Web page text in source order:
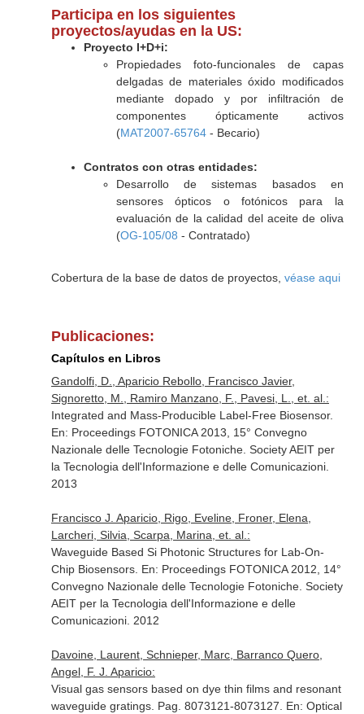
Participa en los siguientes
proyectos/ayudas en la US:
Proyecto I+D+i:
Propiedades foto-funcionales de capas
delgadas de materiales óxido modificados
mediante dopado y por infiltración de
componentes ópticamente activos
(MAT2007-65764- Becario)
Contratos con otras entidades:
Desarrollo de sistemas basados en
sensores ópticos o fotónicos para la
evaluación de la calidad del aceite de oliva
(OG-105/08 - Contratado)
Cobertura de la base de datos de proyectos, véase aqui
Publicaciones:
Capítulos en Libros
Gandolfi, D., Aparicio Rebollo, Francisco Javier,
Signoretto, M., Ramiro Manzano, F., Pavesi, L., et. al.:
Integrated and Mass-Producible Label-Free Biosensor.
En: Proceedings FOTONICA 2013, 15° Convegno
Nazionale delle Tecnologie Fotoniche. Society AEIT per
la Tecnologia dell'Informazione e delle Comunicazioni.
2013
Francisco J. Aparicio, Rigo, Eveline, Froner, Elena,
Larcheri, Silvia, Scarpa, Marina, et. al.:
Waveguide Based Si Photonic Structures for Lab-On-
Chip Biosensors. En: Proceedings FOTONICA 2012, 14°
Convegno Nazionale delle Tecnologie Fotoniche. Society
AEIT per la Tecnologia dell'Informazione e delle
Comunicazioni. 2012
Davoine, Laurent, Schnieper, Marc, Barranco Quero,
Angel, F. J. Aparicio:
Visual gas sensors based on dye thin films and resonant
waveguide gratings. Pag. 8073121-8073127. En: Optical